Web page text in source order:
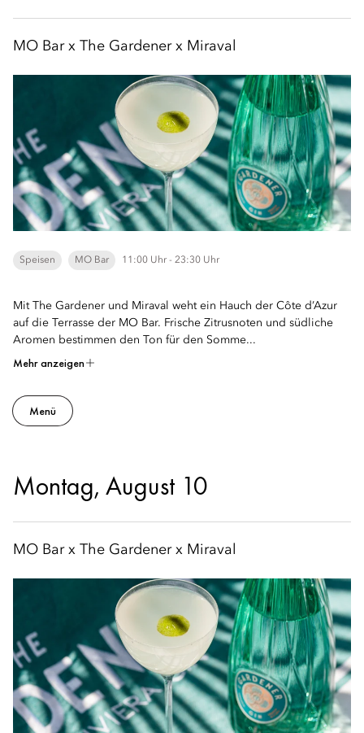
MO Bar x The Gardener x Miraval
Speisen MO Bar 11:00 Uhr - 23:30 Uhr
Mit The Gardener und Miraval weht ein Hauch der Côte d’Azur
auf die Terrasse der MO Bar. Frische Zitrusnoten und südliche
Aromen bestimmen den Ton für den Somme...
Mehr anzeigen
Menü
Montag, August 10
MO Bar x The Gardener x Miraval